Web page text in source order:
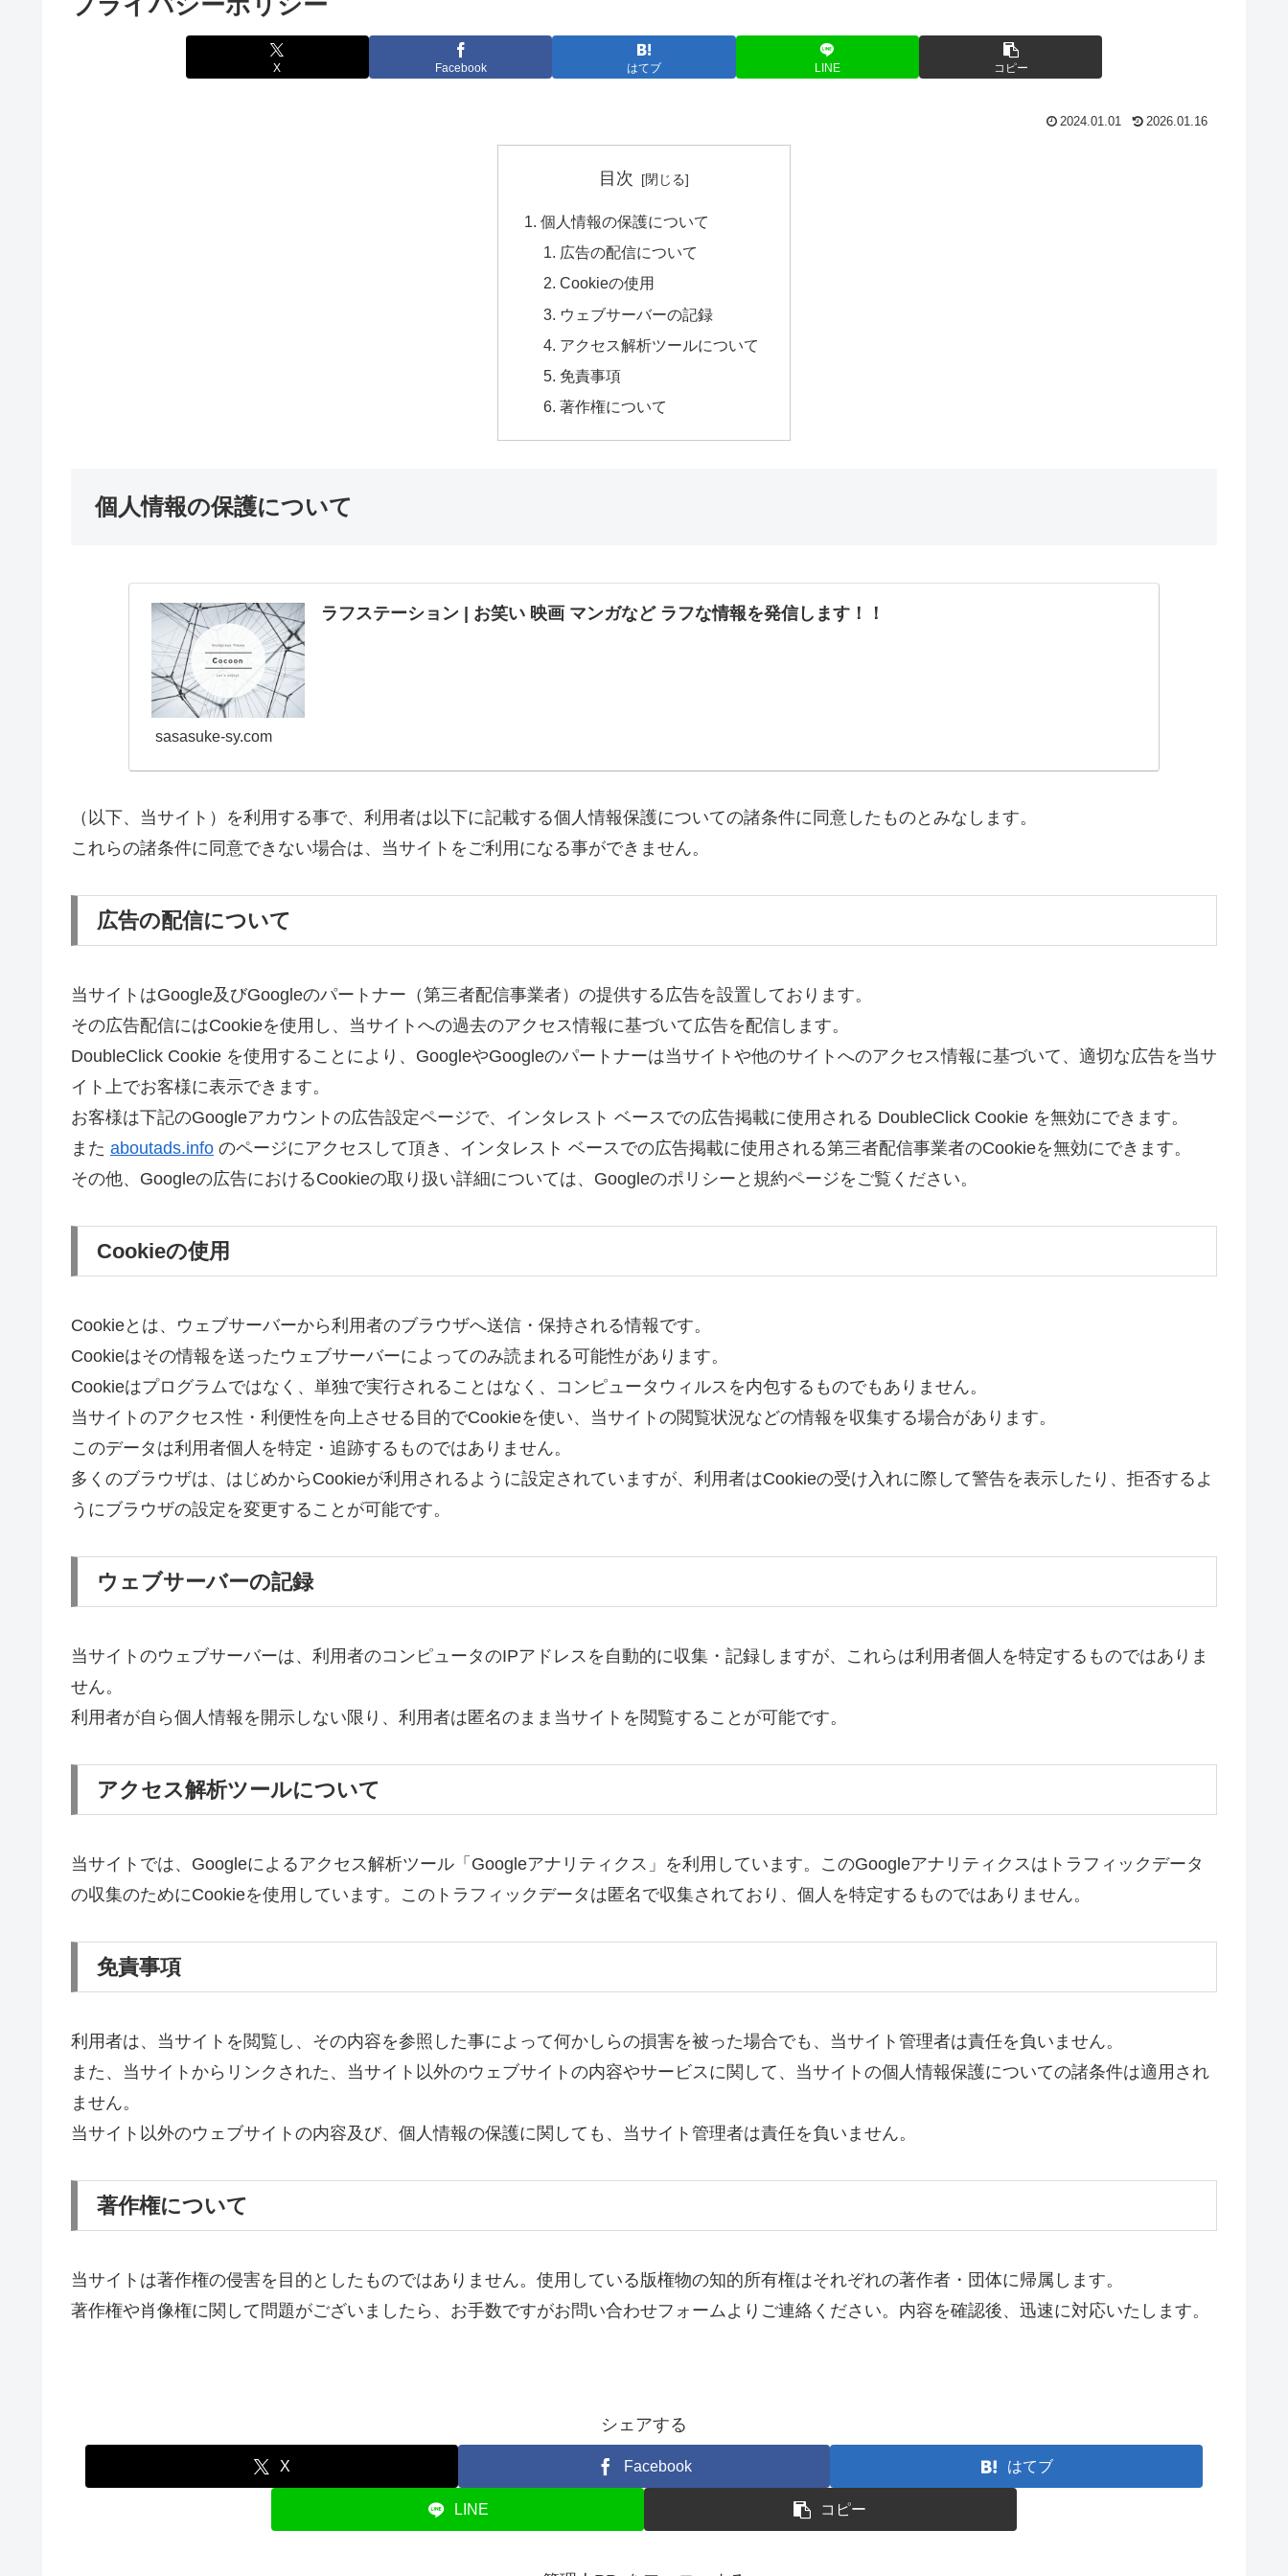
X Facebook はてブ LINE コピー
2024.01.01 2026.01.16
目次
個人情報の保護について
広告の配信について
Cookieの使用
ウェブサーバーの記録
アクセス解析ツールについて
免責事項
著作権について
個人情報の保護について
ラフステーション | お笑い 映画 マンガなど ラフな情報を発信します！！
sasasuke-sy.com
（以下、当サイト）を利用する事で、利用者は以下に記載する個人情報保護についての諸条件に同意したものとみなします。
これらの諸条件に同意できない場合は、当サイトをご利用になる事ができません。
広告の配信について
当サイトはGoogle及びGoogleのパートナー（第三者配信事業者）の提供する広告を設置しております。
その広告配信にはCookieを使用し、当サイトへの過去のアクセス情報に基づいて広告を配信します。
DoubleClick Cookie を使用することにより、GoogleやGoogleのパートナーは当サイトや他のサイトへのアクセス情報に基づいて、適切な広告を当サ
イト上でお客様に表示できます。
お客様は下記のGoogleアカウントの広告設定ページで、インタレスト ベースでの広告掲載に使用される DoubleClick Cookie を無効にできます。
また aboutads.info のページにアクセスして頂き、インタレスト ベースでの広告掲載に使用される第三者配信事業者のCookieを無効にできます。
その他、Googleの広告におけるCookieの取り扱い詳細については、Googleのポリシーと規約ページをご覧ください。
Cookieの使用
Cookieとは、ウェブサーバーから利用者のブラウザへ送信・保持される情報です。
Cookieはその情報を送ったウェブサーバーによってのみ読まれる可能性があります。
Cookieはプログラムではなく、単独で実行されることはなく、コンピュータウィルスを内包するものでもありません。
当サイトのアクセス性・利便性を向上させる目的でCookieを使い、当サイトの閲覧状況などの情報を収集する場合があります。
このデータは利用者個人を特定・追跡するものではありません。
多くのブラウザは、はじめからCookieが利用されるように設定されていますが、利用者はCookieの受け入れに際して警告を表示したり、拒否するよ
うにブラウザの設定を変更することが可能です。
ウェブサーバーの記録
当サイトのウェブサーバーは、利用者のコンピュータのIPアドレスを自動的に収集・記録しますが、これらは利用者個人を特定するものではありま
せん。
利用者が自ら個人情報を開示しない限り、利用者は匿名のまま当サイトを閲覧することが可能です。
アクセス解析ツールについて
当サイトでは、Googleによるアクセス解析ツール「Googleアナリティクス」を利用しています。このGoogleアナリティクスはトラフィックデータ
の収集のためにCookieを使用しています。このトラフィックデータは匿名で収集されており、個人を特定するものではありません。
免責事項
利用者は、当サイトを閲覧し、その内容を参照した事によって何かしらの損害を被った場合でも、当サイト管理者は責任を負いません。
また、当サイトからリンクされた、当サイト以外のウェブサイトの内容やサービスに関して、当サイトの個人情報保護についての諸条件は適用され
ません。
当サイト以外のウェブサイトの内容及び、個人情報の保護に関しても、当サイト管理者は責任を負いません。
著作権について
当サイトは著作権の侵害を目的としたものではありません。使用している版権物の知的所有権はそれぞれの著作者・団体に帰属します。
著作権や肖像権に関して問題がございましたら、お手数ですがお問い合わせフォームよりご連絡ください。内容を確認後、迅速に対応いたします。
シェアする
X Facebook はてブ
LINE コピー